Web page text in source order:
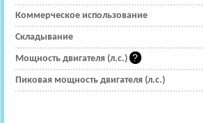
Коммерческое использование
Складывание
Мощность двигателя (л.с.)
Пиковая мощность двигателя (л.с.)